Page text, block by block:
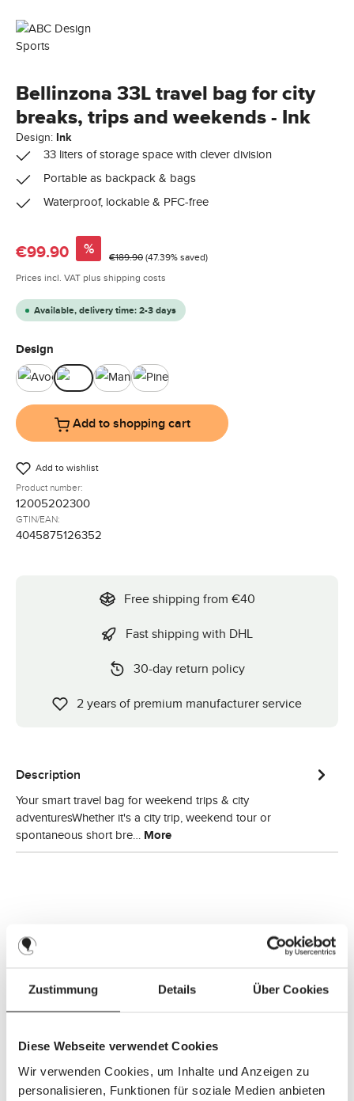
Zustimmung Details Über Cookies
Diese Webseite verwendet Cookies
Wir verwenden Cookies, um Inhalte und Anzeigen zu
personalisieren, Funktionen für soziale Medien anbieten
Bellinzona 33L travel bag for city
breaks, trips and weekends - Ink
Design: Ink
33 liters of storage space with clever division
Portable as backpack & bags
Waterproof, lockable & PFC-free
Sale price:
€99.90 % Regular price:
€189.90(47.39% saved)
Prices incl. VAT plus shipping costs
Available, delivery time: 2-3 days
Select
Design
AvocadoInk Mango Pine
Add to shopping cart
Add to wishlist
Product number:
12005202300
GTIN/EAN:
4045875126352
Free shipping from €40
Fast shipping with DHL
30-day return policy
2 years of premium manufacturer service
Description
Your smart travel bag for weekend trips & city
adventuresWhether it's a city trip, weekend tour or
spontaneous short bre… More